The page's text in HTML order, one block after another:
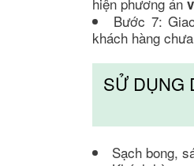
Bước 7:
khách hàng
SỬ DỤNG
Sạch bong,